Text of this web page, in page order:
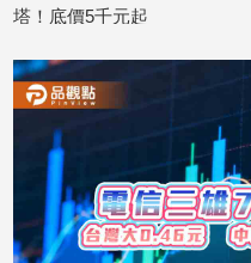
時
追
星
生
活
塔！底價5千元起